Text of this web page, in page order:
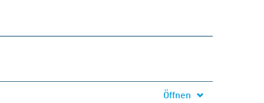
Öffnen